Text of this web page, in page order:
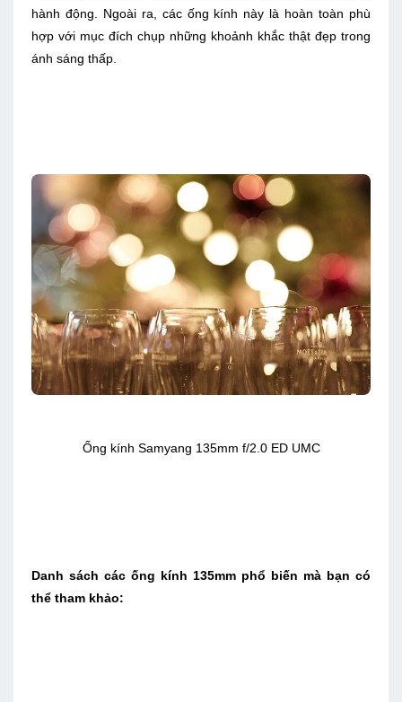
hành động. Ngoài ra, các ống kính này là hoàn toàn phù
hợp với mục đích chụp những khoảnh khắc thật đẹp trong
ánh sáng thấp.
Ống kính Samyang 135mm f/2.0 ED UMC
Danh sách các ống kính 135mm phổ biến mà bạn có
thể tham khảo: